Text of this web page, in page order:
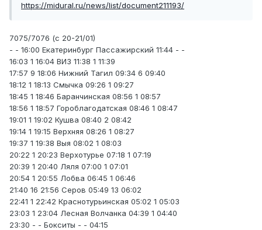
https://midural.ru/news/list/document211193/
7075/7076 (с 20-21/01)
- - 16:00 Екатеринбург Пассажирский 11:44 - -
16:03 1 16:04 ВИЗ 11:38 1 11:39
17:57 9 18:06 Нижний Тагил 09:34 6 09:40
18:12 1 18:13 Смычка 09:26 1 09:27
18:45 1 18:46 Баранчинская 08:56 1 08:57
18:56 1 18:57 Гороблагодатская 08:46 1 08:47
19:01 1 19:02 Кушва 08:40 2 08:42
19:14 1 19:15 Верхняя 08:26 1 08:27
19:37 1 19:38 Выя 08:02 1 08:03
20:22 1 20:23 Верхотурье 07:18 1 07:19
20:39 1 20:40 Ляля 07:00 1 07:01
20:54 1 20:55 Лобва 06:45 1 06:46
21:40 16 21:56 Серов 05:49 13 06:02
22:41 1 22:42 Краснотурьинская 05:02 1 05:03
23:03 1 23:04 Лесная Волчанка 04:39 1 04:40
23:30 - - Бокситы - - 04:15